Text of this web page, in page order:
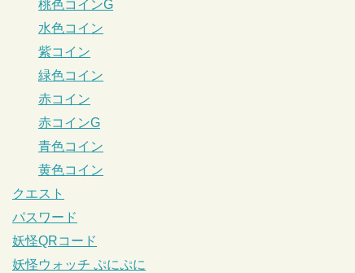
桃色コインG
水色コイン
紫コイン
緑色コイン
赤コイン
赤コインG
青色コイン
黄色コイン
クエスト
パスワード
妖怪QRコード
妖怪ウォッチ ぷにぷに